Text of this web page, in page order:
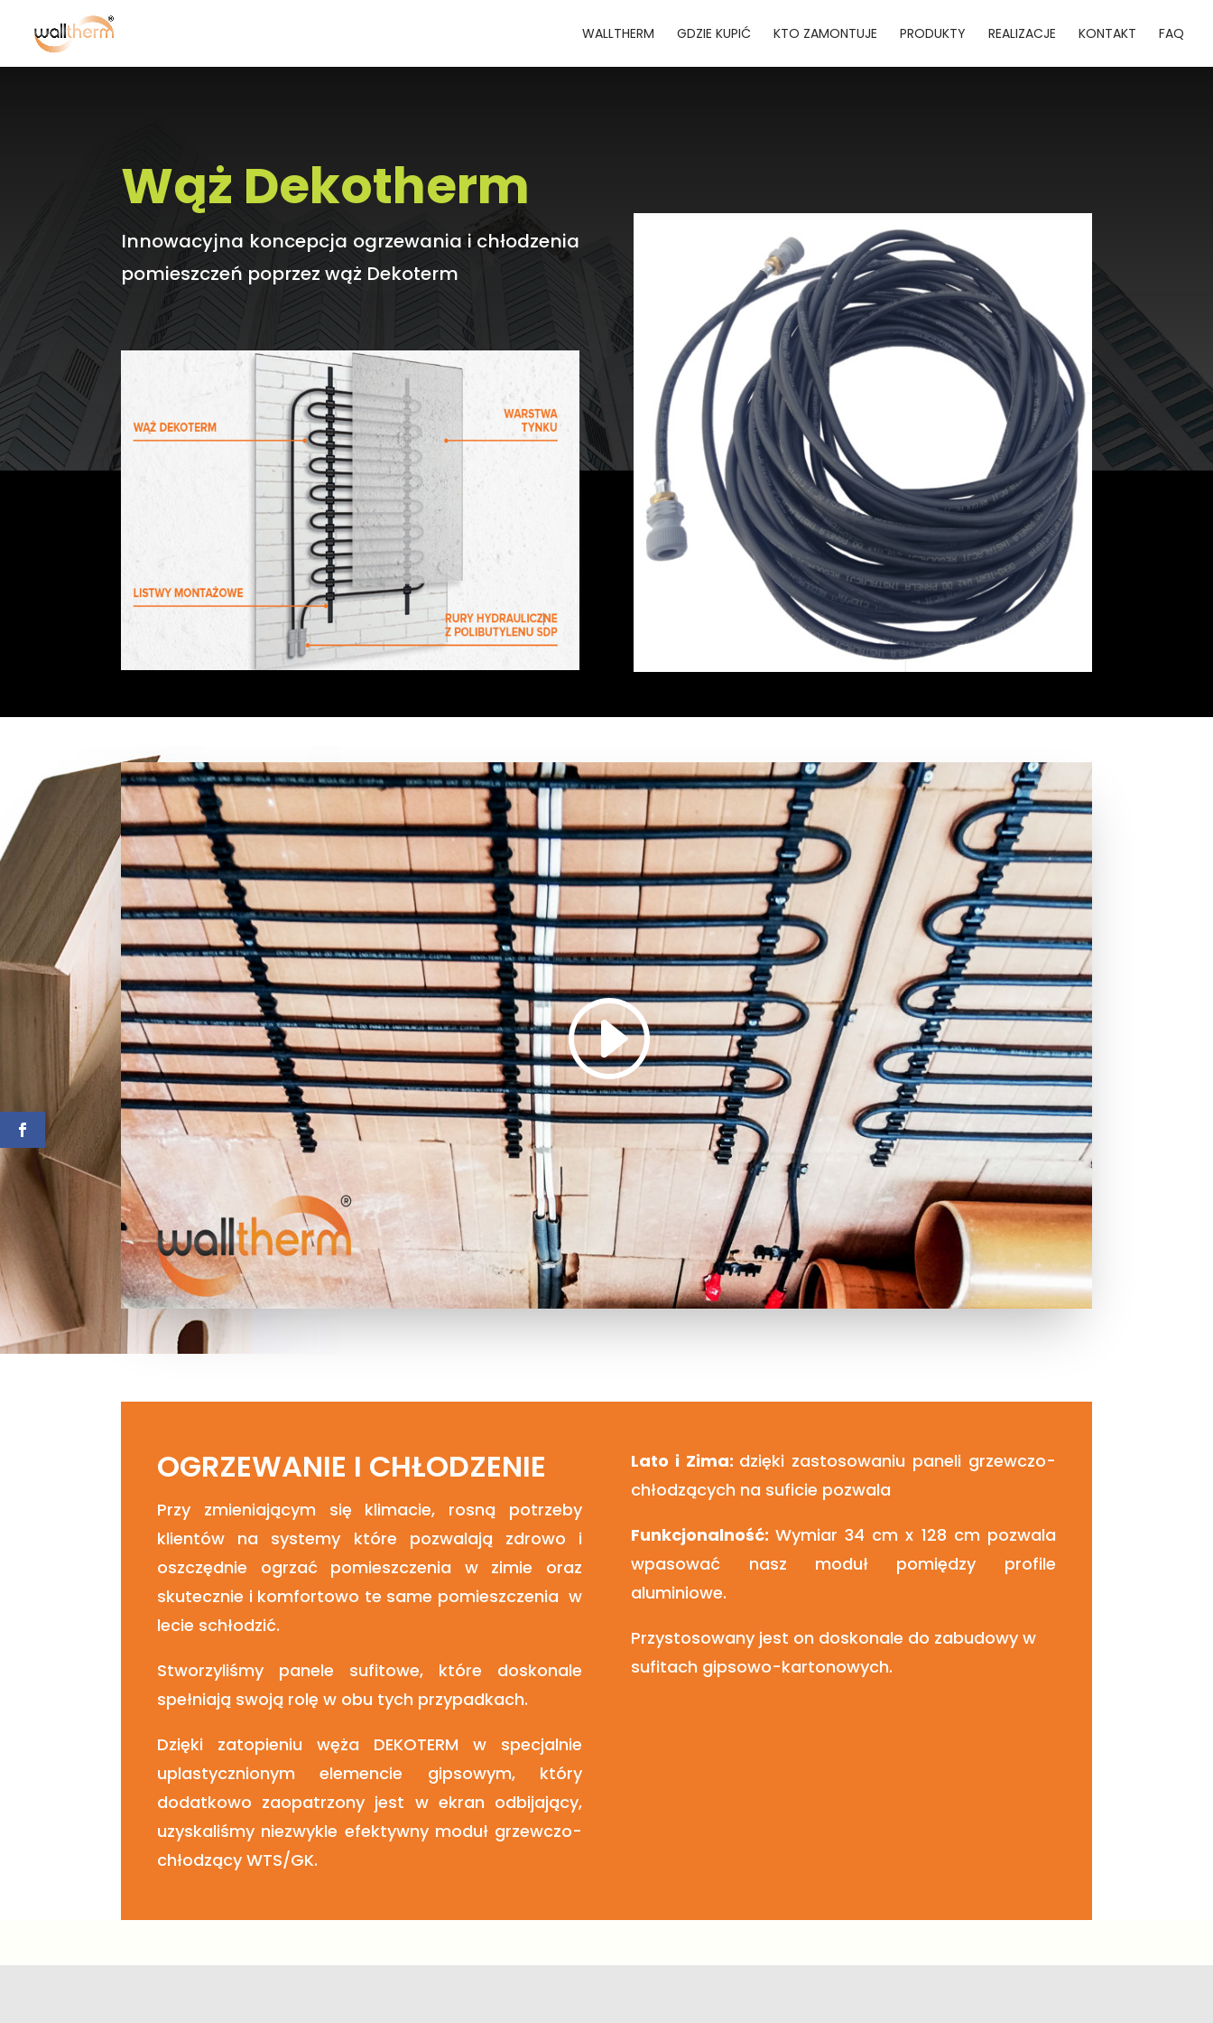
WALLTHERM GDZIE KUPIĆ KTO ZAMONTUJE PRODUKTY REALIZACJE KONTAKT FAQ
Wąż Dekotherm
Innowacyjna koncepcja ogrzewania i chłodzenia
pomieszczeń poprzez wąż Dekoterm
OGRZEWANIE I CHŁODZENIE
Przy zmieniającym się klimacie, rosną potrzeby
klientów na systemy które pozwalają zdrowo i
oszczędnie ogrzać pomieszczenia w zimie oraz
skutecznie i komfortowo te same pomieszczenia w
lecie schłodzić.
Stworzyliśmy panele sufitowe, które doskonale
spełniają swoją rolę w obu tych przypadkach.
Dzięki zatopieniu węża DEKOTERM w specjalnie
uplastycznionym elemencie gipsowym, który
dodatkowo zaopatrzony jest w ekran odbijający,
uzyskaliśmy niezwykle efektywny moduł grzewczo-
chłodzący WTS/GK.
Lato i Zima: dzięki zastosowaniu paneli grzewczo-
chłodzących na suficie pozwala
Funkcjonalność:Wymiar 34 cm x 128 cm pozwala
wpasować nasz moduł pomiędzy profile
aluminiowe.
Przystosowany jest on doskonale do zabudowy w
sufitach gipsowo-kartonowych.